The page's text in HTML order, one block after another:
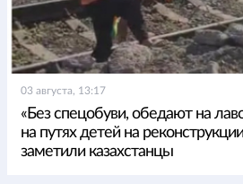
03 августа, 13:17
«Без спецобуви, обедают на
на путях детей на
заметили казахстанцы